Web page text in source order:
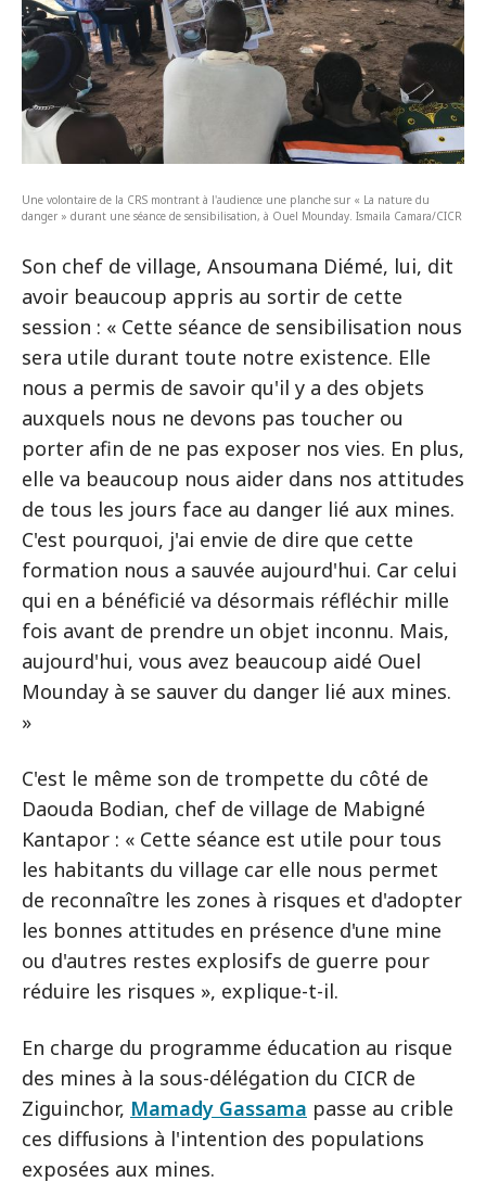
Une volontaire de la CRS montrant à l'audience une planche sur « La nature du
danger » durant une séance de sensibilisation, à Ouel Mounday. Ismaila Camara/CICR
Son chef de village, Ansoumana Diémé, lui, dit
avoir beaucoup appris au sortir de cette
session : « Cette séance de sensibilisation nous
sera utile durant toute notre existence. Elle
nous a permis de savoir qu'il y a des objets
auxquels nous ne devons pas toucher ou
porter afin de ne pas exposer nos vies. En plus,
elle va beaucoup nous aider dans nos attitudes
de tous les jours face au danger lié aux mines.
C'est pourquoi, j'ai envie de dire que cette
formation nous a sauvée aujourd'hui. Car celui
qui en a bénéficié va désormais réfléchir mille
fois avant de prendre un objet inconnu. Mais,
aujourd'hui, vous avez beaucoup aidé Ouel
Mounday à se sauver du danger lié aux mines.
»
C'est le même son de trompette du côté de
Daouda Bodian, chef de village de Mabigné
Kantapor : « Cette séance est utile pour tous
les habitants du village car elle nous permet
de reconnaître les zones à risques et d'adopter
les bonnes attitudes en présence d'une mine
ou d'autres restes explosifs de guerre pour
réduire les risques », explique-t-il.
En charge du programme éducation au risque
des mines à la sous-délégation du CICR de
Ziguinchor, Mamady Gassama passe au crible
ces diffusions à l'intention des populations
exposées aux mines.